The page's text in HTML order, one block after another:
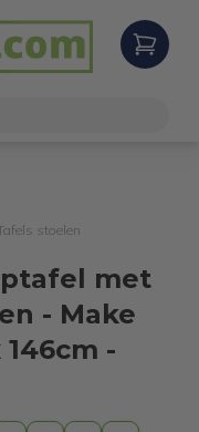
stoelen
met
- Make
-